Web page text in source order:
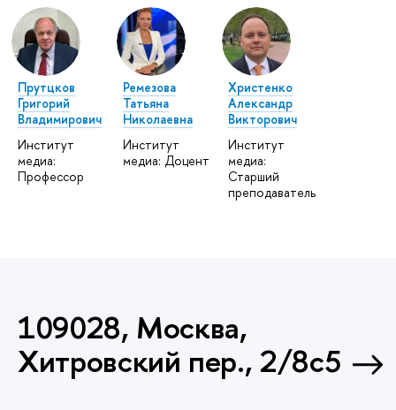
Прутцков
Григорий
Владимирович
Институт
медиа:
Профессор
Ремезова
Татьяна
Николаевна
Институт
медиа: Доцент
Христенко
Александр
Викторович
Институт
медиа:
Старший
преподаватель
109028, Москва,
Хитровский пер., 2/8с5